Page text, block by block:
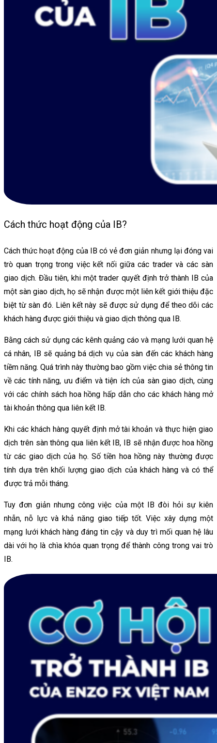
Cách thức hoạt động của IB?
Cách thức hoạt động của IB có vẻ đơn giản nhưng lại đóng vai
trò quan trọng trong việc kết nối giữa các trader và các sàn
giao dịch. Đầu tiên, khi một trader quyết định trở thành IB của
một sàn giao dịch, họ sẽ nhận được một liên kết giới thiệu đặc
biệt từ sàn đó. Liên kết này sẽ được sử dụng để theo dõi các
khách hàng được giới thiệu và giao dịch thông qua IB.
Bằng cách sử dụng các kênh quảng cáo và mạng lưới quan hệ
cá nhân, IB sẽ quảng bá dịch vụ của sàn đến các khách hàng
tiềm năng. Quá trình này thường bao gồm việc chia sẻ thông tin
về các tính năng, ưu điểm và tiện ích của sàn giao dịch, cùng
với các chính sách hoa hồng hấp dẫn cho các khách hàng mở
tài khoản thông qua liên kết IB.
Khi các khách hàng quyết định mở tài khoản và thực hiện giao
dịch trên sàn thông qua liên kết IB, IB sẽ nhận được hoa hồng
từ các giao dịch của họ. Số tiền hoa hồng này thường được
tính dựa trên khối lượng giao dịch của khách hàng và có thể
được trả mỗi tháng.
Tuy đơn giản nhưng công việc của một IB đòi hỏi sự kiên
nhẫn, nỗ lực và khả năng giao tiếp tốt. Việc xây dựng một
mạng lưới khách hàng đáng tin cậy và duy trì mối quan hệ lâu
dài với họ là chìa khóa quan trọng để thành công trong vai trò
IB.